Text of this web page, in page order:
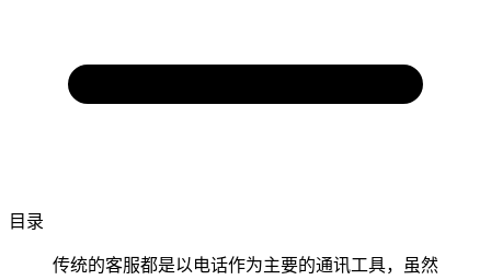
目录
传统的客服都是以电话作为主要的通讯工具，虽然